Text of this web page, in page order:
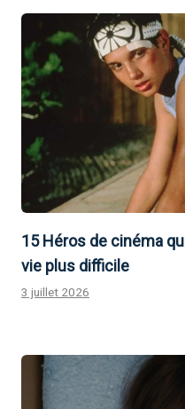
15 Héros de cinéma
vie plus difficile
3 juillet 2026